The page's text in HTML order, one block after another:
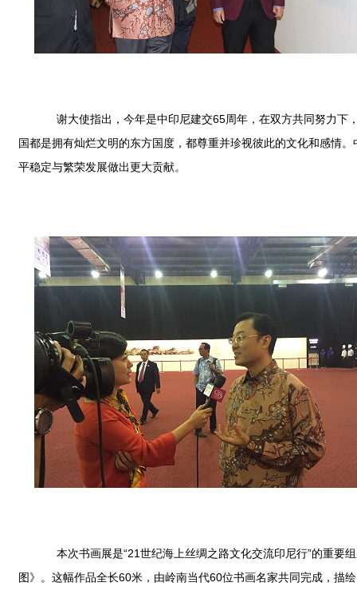
谢大使指出，今年是中印尼建交65周年，在双方共同努力下，
国都是拥有灿烂文明的东方国度，都尊重并珍视彼此的文化和感情
平稳定与繁荣发展做出更大贡献。
本次书画展是“21世纪海上丝绸之路文化交流印尼行”的重要
图》。这幅作品全长60米，由岭南当代60位书画名家共同完成，描